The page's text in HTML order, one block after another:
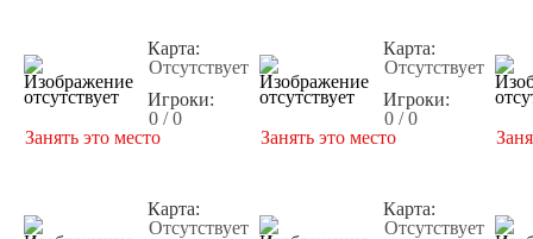
Карта:
Отсутствует
Игроки:
0 / 0
Занять это место
Карта:
Отсутствует
Игроки:
0 / 0
Занять это место
Карта:
Отсутствует
Карта:
Отсутствует